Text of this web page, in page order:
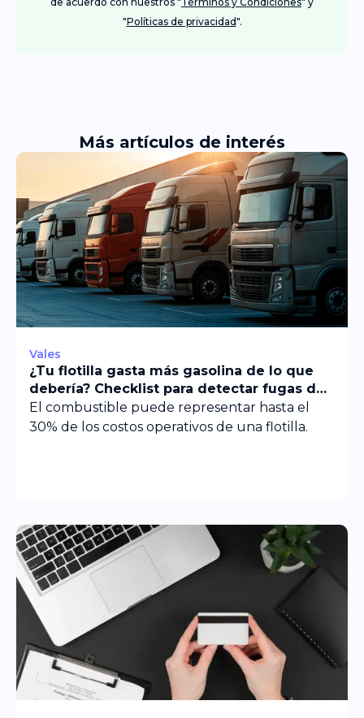
"Políticas de privacidad".
Más artículos de interés
Vales
¿Tu flotilla gasta más gasolina de lo que
debería? Checklist para detectar fugas de
consumo
El combustible puede representar hasta el
30% de los costos operativos de una flotilla.